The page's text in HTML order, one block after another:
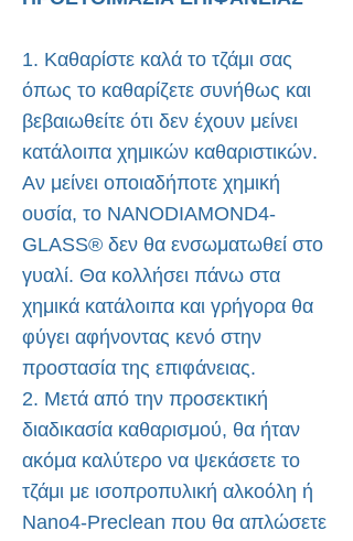
1. Καθαρίστε καλά το τζάμι σας
όπως το καθαρίζετε συνήθως και
βεβαιωθείτε ότι δεν έχουν μείνει
κατάλοιπα χημικών καθαριστικών.
Αν μείνει οποιαδήποτε χημική
ουσία, το NANODIAMOND4-
GLASS® δεν θα ενσωματωθεί στο
γυαλί. Θα κολλήσει πάνω στα
χημικά κατάλοιπα και γρήγορα θα
φύγει αφήνοντας κενό στην
προστασία της επιφάνειας.
2. Μετά από την προσεκτική
διαδικασία καθαρισμού, θα ήταν
ακόμα καλύτερο να ψεκάσετε το
τζάμι με ισοπροπυλική αλκοόλη ή
Nano4-Preclean που θα απλώσετε